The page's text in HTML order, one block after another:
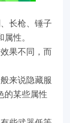
长枪、锤子
性。
果不同，而
来说隐藏服
的某些属性